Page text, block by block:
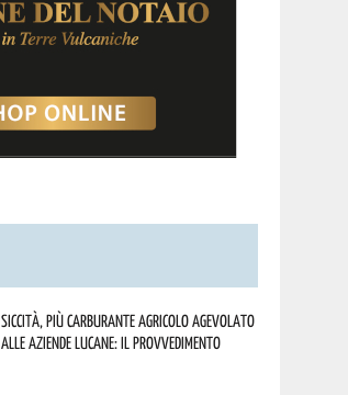
Siccità, più carburante agricolo agevolato
alle aziende lucane: il provvedimento